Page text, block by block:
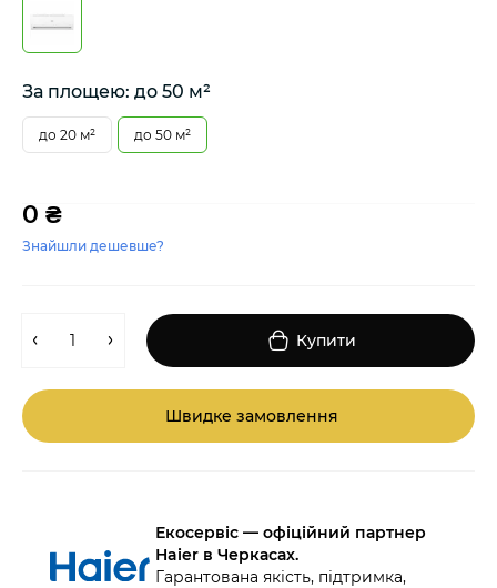
За площею: до 50 м²
до 20 м² до 50 м²
0 ₴
Знайшли дешевше?
Купити
Швидке замовлення
Екосервіс — офіційний партнер
Haier в Черкасах.
Гарантована якість, підтримка,